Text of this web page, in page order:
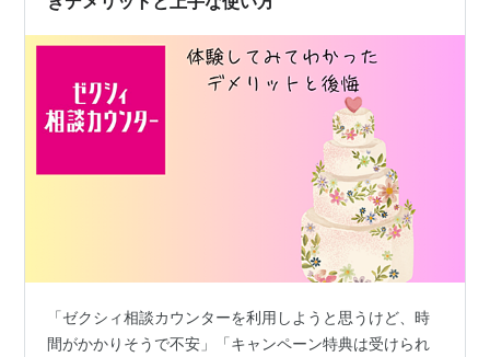
「ゼクシィ相談カウンターを利用しようと思うけど、時
間がかかりそうで不安」「キャンペーン特典は受けられ